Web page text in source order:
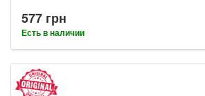
577 грн
Есть в наличии